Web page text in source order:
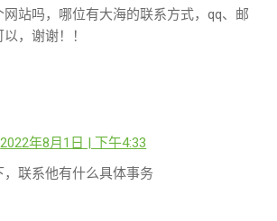
站吗，哪位有大海的联系方式，qq、邮
，谢谢！！
2022年8月1日 | 下午4:33
联系他有什么具体事务